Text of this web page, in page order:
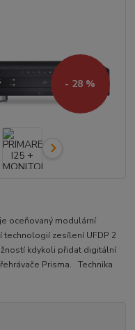
- 28 %
oceňovaný modulární
technologií zesílení UFDP 2
kdykoli přidat digitální
Prisma. Technika